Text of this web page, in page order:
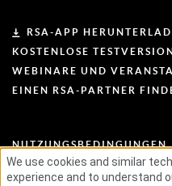
Leiterschaft
Nachrichten & Presse
Karriere
RSA-APP
KOSTENLOSE
WEBINARE UND
EINEN RSA-PARTNER
NUTZUNGSBEDINGUNGEN
STANDARD-
GRUNDSÄTZE FÜR
We use cookies and similar
experience and to understand